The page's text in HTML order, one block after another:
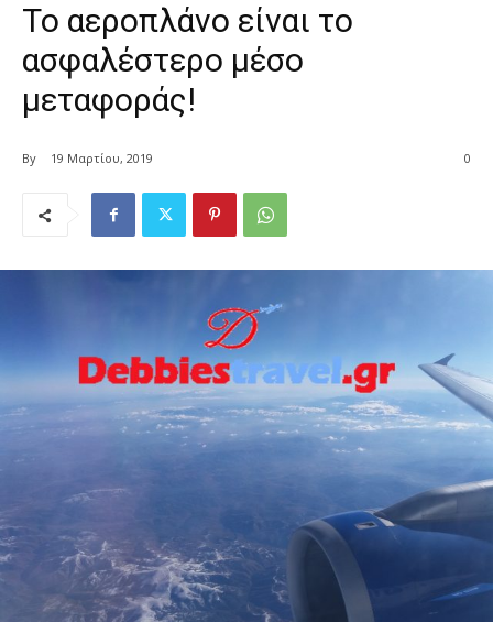
Το αεροπλάνο είναι το
ασφαλέστερο μέσο
μεταφοράς!
By 19 Μαρτίου, 2019 0